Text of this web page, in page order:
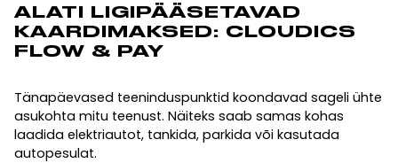
ALATI LIGIPÄÄSETAVAD
KAARDIMAKSED: CLOUDICS
FLOW & PAY
Tänapäevased teeninduspunktid koondavad sageli ühte
asukohta mitu teenust. Näiteks saab samas kohas
laadida elektriautot, tankida, parkida või kasutada
autopesulat.